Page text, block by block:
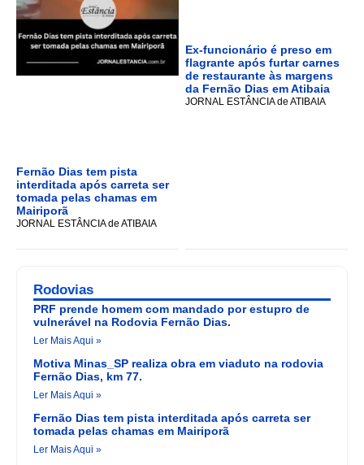
Fernão Dias tem pista
interditada após carreta ser
tomada pelas chamas em
Mairiporã
JORNAL ESTÂNCIA de ATIBAIA
Ex-funcionário é preso em
flagrante após furtar carnes
de restaurante às margens
da Fernão Dias em Atibaia
JORNAL ESTÂNCIA de ATIBAIA
Rodovias
PRF prende homem com mandado por estupro de
vulnerável na Rodovia Fernão Dias.
Ler Mais Aqui »
Motiva Minas_SP realiza obra em viaduto na rodovia
Fernão Dias, km 77.
Ler Mais Aqui »
Fernão Dias tem pista interditada após carreta ser
tomada pelas chamas em Mairiporã
Ler Mais Aqui »